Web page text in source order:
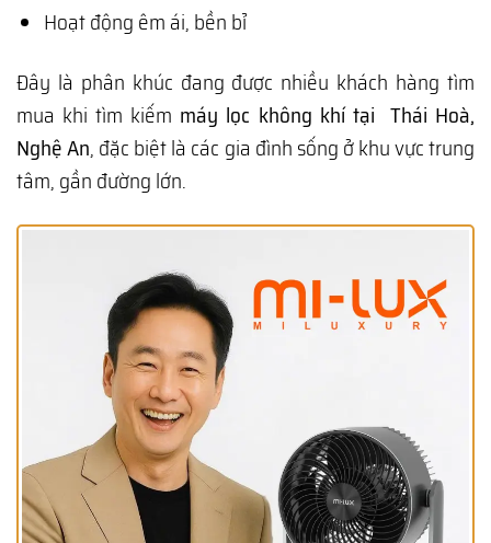
Hoạt động êm ái, bền bỉ
Đây là phân khúc đang được nhiều khách hàng tìm
mua khi tìm kiếm máy lọc không khí tại Thái Hoà,
Nghệ An, đặc biệt là các gia đình sống ở khu vực trung
tâm, gần đường lớn.